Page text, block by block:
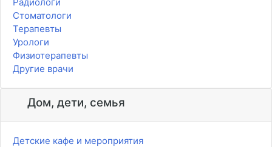
Стоматологи
Терапевты
Урологи
Физиотерапевты
Другие врачи
Дом, дети, семья
Детские кафе и мероприятия